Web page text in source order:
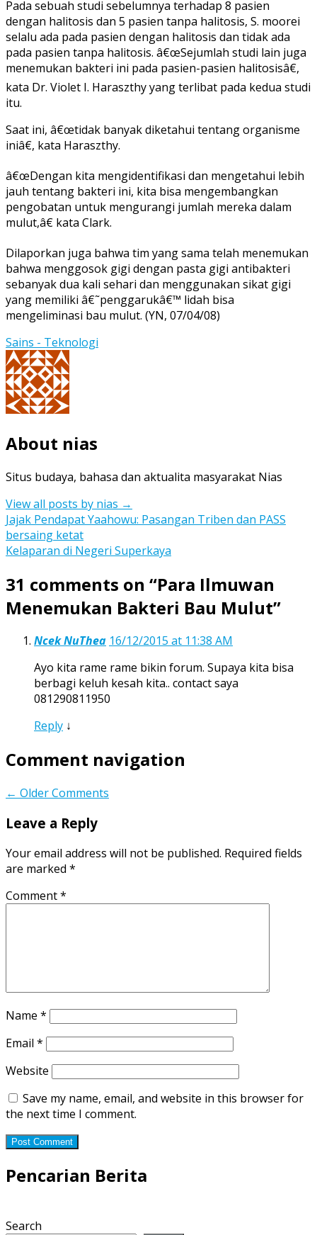
Pada sebuah studi sebelumnya terhadap 8 pasien
dengan halitosis dan 5 pasien tanpa halitosis, S. moorei
selalu ada pada pasien dengan halitosis dan tidak ada
pada pasien tanpa halitosis. â€œSejumlah studi lain juga
menemukan bakteri ini pada pasien-pasien halitosisâ€,
kata Dr. Violet I. Haraszthy yang terlibat pada kedua studi
itu.
Saat ini, â€œtidak banyak diketahui tentang organisme
iniâ€, kata Haraszthy.
â€œDengan kita mengidentifikasi dan mengetahui lebih
jauh tentang bakteri ini, kita bisa mengembangkan
pengobatan untuk mengurangi jumlah mereka dalam
mulut,â€ kata Clark.
Dilaporkan juga bahwa tim yang sama telah menemukan
bahwa menggosok gigi dengan pasta gigi antibakteri
sebanyak dua kali sehari dan menggunakan sikat gigi
yang memiliki â€˜penggarukâ€™ lidah bisa
mengeliminasi bau mulut. (YN, 07/04/08)
Sains - Teknologi
About nias
Situs budaya, bahasa dan aktualita masyarakat Nias
View all posts by nias →
Post
navigation
Jajak Pendapat Yaahowu: Pasangan Triben dan PASS
bersaing ketat
Kelaparan di Negeri Superkaya
31 comments on “Para Ilmuwan
Menemukan Bakteri Bau Mulut”
Ncek NuThea 16/12/2015 at 11:38 AM
Ayo kita rame rame bikin forum. Supaya kita bisa
berbagi keluh kesah kita.. contact saya
081290811950
Reply ↓
Comment navigation
← Older Comments
Leave a Reply
Your email address will not be published. Required fields
are marked *
Comment*
Name *
Email *
Website
Save my name, email, and website in this browser for
the next time I comment.
Pencarian Berita
Search